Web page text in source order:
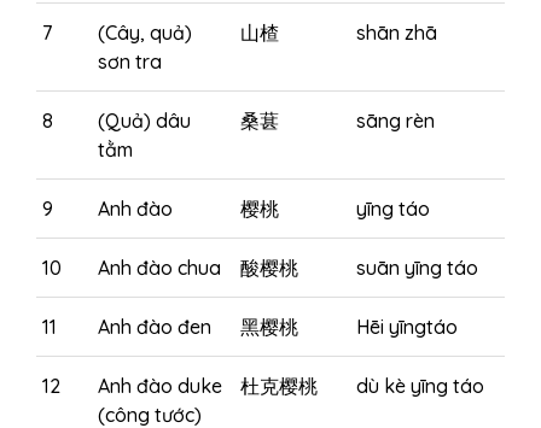
7
(Cây, quả)
sơn tra
山楂 shān zhā
8
(Quả) dâu
tằm
桑葚 sāng rèn
9 Anh đào 樱桃 yīng táo
10 Anh đào chua 酸樱桃 suān yīng táo
11 Anh đào đen 黑樱桃 Hēi yīngtáo
12
Anh đào duke
(công tước)
杜克樱桃 dù kè yīng táo